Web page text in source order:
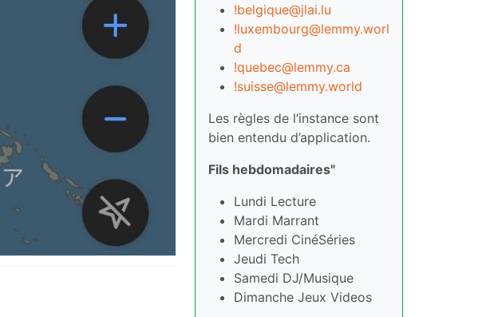
!belgique@jlai.lu
!luxembourg@lemmy.worl
d
!quebec@lemmy.ca
!suisse@lemmy.world
Les règles de l’instance sont
bien entendu d’application.
Fils hebdomadaires"
Lundi Lecture
Mardi Marrant
Mercredi CinéSéries
Jeudi Tech
Samedi DJ/Musique
Dimanche Jeux Videos